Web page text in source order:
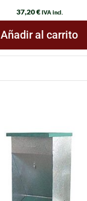
37,20€ IVA incl.
Añadir al carrito